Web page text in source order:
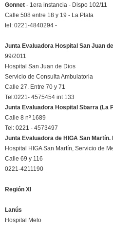
Gonnet - 1era instancia - Dispo 102/11
Calle 508 entre 18 y 19 - La Plata
tel: 0221-4840294 -
Junta Evaluadora Hospital San Juan
99/2011
Hospital San Juan de Dios
Servicio de Consulta Ambulatoria
Calle 27. Entre 70 y 71
Tel:0221- 4575454 int 133
Junta Evaluadora Hospital Sbarra (La
Calle 8 nº 1689
Tel: 0221 - 4573497
Junta Evaluadora de HIGA San Martín.
Hospital HIGA San Martín, Servicio de
Calle 69 y 116
0221-4211190
Región XI
Lanús
Hospital Melo